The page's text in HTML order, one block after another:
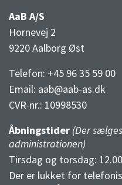
AaB A/S
Hornevej 2
9220 Aalborg Øst
Telefon: +45 96 35 59 00
Email: aab@aab-as.dk
CVR-nr.: 10998530
Åbningstider (Der
administrationen)
Tirsdag og torsdag:
Der er lukket for